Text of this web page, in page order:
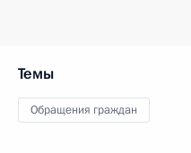
Темы
Обращения граждан